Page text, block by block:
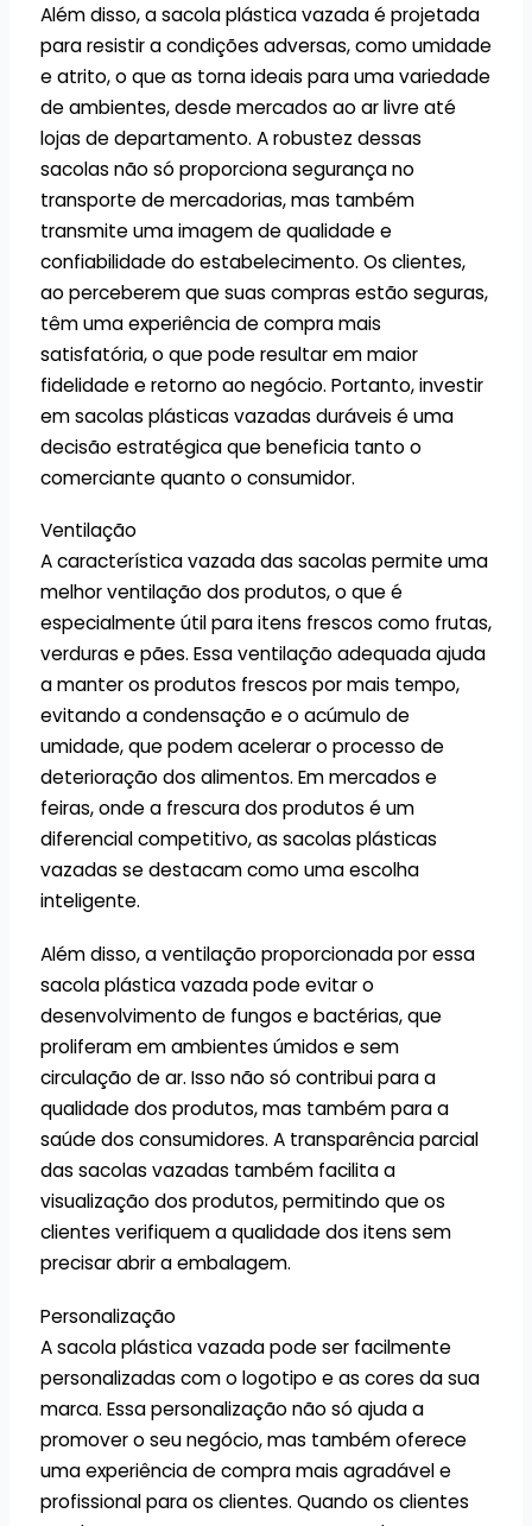
Além disso, a sacola plástica vazada é projetada
para resistir a condições adversas, como umidade
e atrito, o que as torna ideais para uma variedade
de ambientes, desde mercados ao ar livre até
lojas de departamento. A robustez dessas
sacolas não só proporciona segurança no
transporte de mercadorias, mas também
transmite uma imagem de qualidade e
confiabilidade do estabelecimento. Os clientes,
ao perceberem que suas compras estão seguras,
têm uma experiência de compra mais
satisfatória, o que pode resultar em maior
fidelidade e retorno ao negócio. Portanto, investir
em sacolas plásticas vazadas duráveis é uma
decisão estratégica que beneficia tanto o
comerciante quanto o consumidor.
Ventilação
A característica vazada das sacolas permite uma
melhor ventilação dos produtos, o que é
especialmente útil para itens frescos como frutas,
verduras e pães. Essa ventilação adequada ajuda
a manter os produtos frescos por mais tempo,
evitando a condensação e o acúmulo de
umidade, que podem acelerar o processo de
deterioração dos alimentos. Em mercados e
feiras, onde a frescura dos produtos é um
diferencial competitivo, as sacolas plásticas
vazadas se destacam como uma escolha
inteligente.
Além disso, a ventilação proporcionada por essa
sacola plástica vazada pode evitar o
desenvolvimento de fungos e bactérias, que
proliferam em ambientes úmidos e sem
circulação de ar. Isso não só contribui para a
qualidade dos produtos, mas também para a
saúde dos consumidores. A transparência parcial
das sacolas vazadas também facilita a
visualização dos produtos, permitindo que os
clientes verifiquem a qualidade dos itens sem
precisar abrir a embalagem.
Personalização
A sacola plástica vazada pode ser facilmente
personalizadas com o logotipo e as cores da sua
marca. Essa personalização não só ajuda a
promover o seu negócio, mas também oferece
uma experiência de compra mais agradável e
profissional para os clientes. Quando os clientes